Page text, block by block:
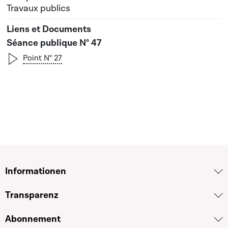
Travaux publics
Séance publique N° 47
Point N° 27
Informationen
Transparenz
Abonnement